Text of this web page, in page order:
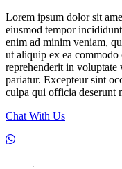
Lorem ipsum dolor sit
eiusmod tempor
enim ad minim veniam,
ut aliquip ex ea
reprehenderit in
pariatur. Excepteur sint
culpa qui officia deserunt
Chat With Us